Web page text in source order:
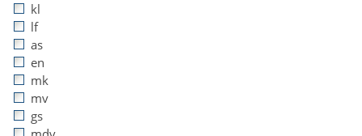
kl
lf
as
en
mk
mv
gs